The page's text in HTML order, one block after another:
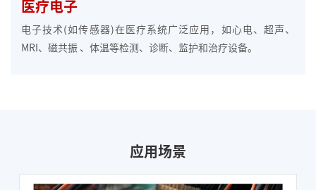
医疗电子
电子技术(如传感器)在医疗系统广泛应用，如心电、超声、
MRI、磁共振 、体温等检测、诊断、监护和治疗设备。
应用场景